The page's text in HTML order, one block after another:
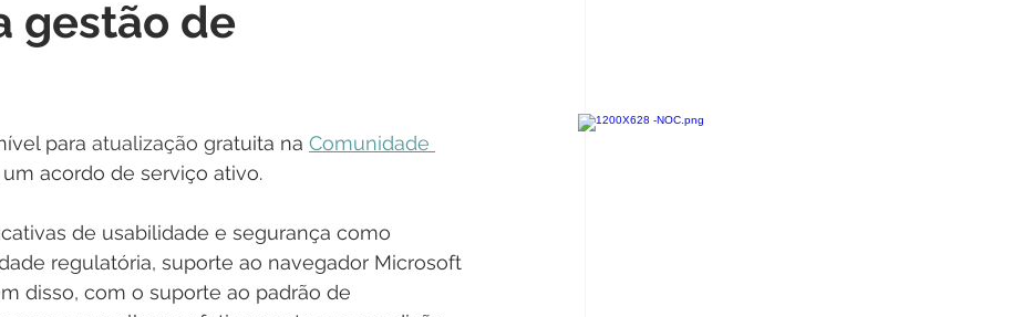
gestão de
para atualização gratuita na Comunidade
acordo de serviço ativo.
de usabilidade e segurança como
regulatória, suporte ao navegador Microsoft
disso, com o suporte ao padrão de